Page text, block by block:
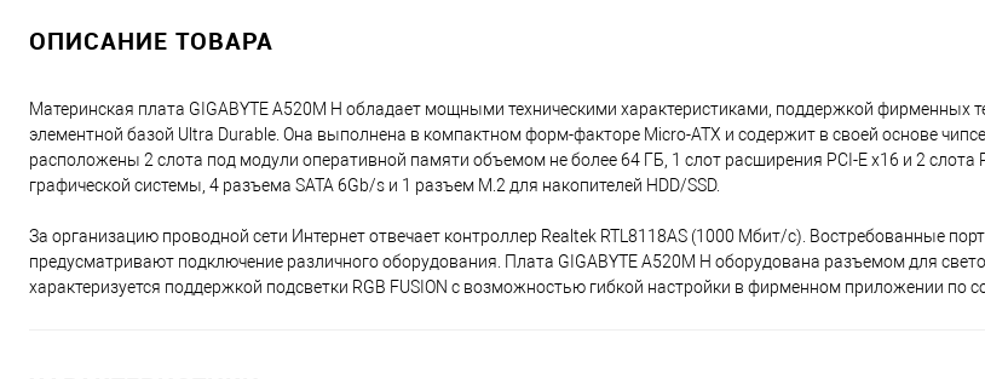
ОПИСАНИЕ ТОВАРА
Материнская плата GIGABYTE A520M H обладает мощными техническими характеристиками, поддержкой фирменных
элементной базой Ultra Durable. Она выполнена в компактном форм-факторе Micro-ATX и содержит в своей основе
расположены 2 слота под модули оперативной памяти объемом не более 64 ГБ, 1 слот расширения PCI-E x16 и 2 слота
графической системы, 4 разъема SATA 6Gb/s и 1 разъем M.2 для накопителей HDD/SSD.
За организацию проводной сети Интернет отвечает контроллер Realtek RTL8118AS (1000 Мбит/с). Востребованные
предусматривают подключение различного оборудования. Плата GIGABYTE A520M H оборудована разъемом для
характеризуется поддержкой подсветки RGB FUSION с возможностью гибкой настройки в фирменном приложении по